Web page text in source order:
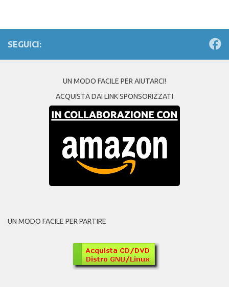
SEGUICI:
UN MODO FACILE PER AIUTARCI!
ACQUISTA DAI LINK SPONSORIZZATI
UN MODO FACILE PER PARTIRE